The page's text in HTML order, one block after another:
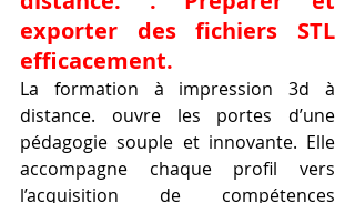
exporter des fichiers STL
efficacement.
La formation à impression 3d à
distance. ouvre les portes d’une
pédagogie souple et innovante. Elle
accompagne chaque profil vers
l’acquisition de compétences